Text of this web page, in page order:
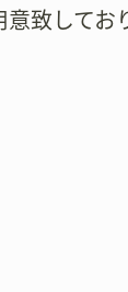
致してお